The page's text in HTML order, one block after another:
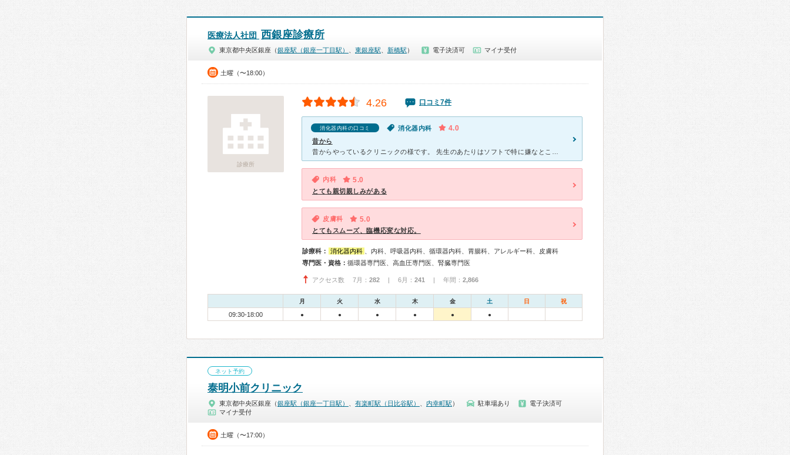
医療法人社団 西銀座診療所
東京都中央区銀座（銀座駅（銀座一丁目駅） 東銀座駅 新橋駅 ） 電子決済可 マイナ受付
土曜（〜18:00）
診療所
4.26 口コミ7件
消化器内科の口コミ 消化器内科 4.0
昔から
内科 5.0
とても親切親しみがある
皮膚科 5.0
とてもスムーズ、臨機応変な対応。
診療科： 消化器内科
、内科、呼吸器内科、循環器内科、胃腸科、アレルギー科、皮膚科
専門医・資格： 循環器専門医、高血圧専門医、腎臓専門医
アクセス数 7月： 282 | 6月： 241 | 年間： 2,866
月 火 水 木 金 土 日 祝
09:30-18:00 ● ● ● ● ● ●
ネット予約
泰明小前クリニック
東京都中央区銀座（銀座駅（銀座一丁目駅） 有楽町駅（日比谷駅） 内幸町駅 ） 駐車場あり
電子決済可
マイナ受付
土曜（〜17:00）